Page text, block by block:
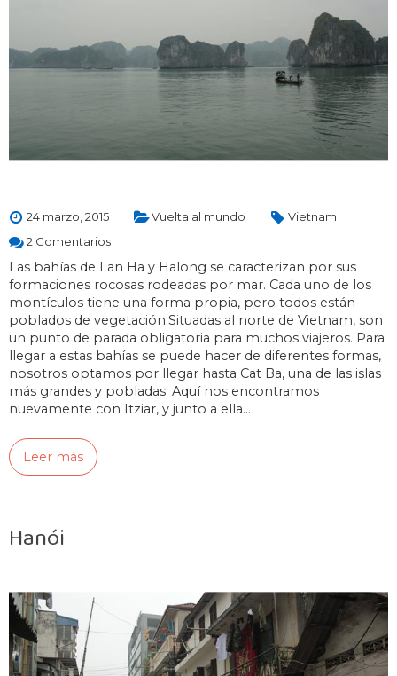
24 marzo, 2015 Vuelta al mundo
Vietnam
2 Comentarios
Las bahías de Lan Ha y Halong se caracterizan por sus
formaciones rocosas rodeadas por mar. Cada uno de los
montículos tiene una forma propia, pero todos están
poblados de vegetación.Situadas al norte de Vietnam, son
un punto de parada obligatoria para muchos viajeros. Para
llegar a estas bahías se puede hacer de diferentes formas,
nosotros optamos por llegar hasta Cat Ba, una de las islas
más grandes y pobladas. Aquí nos encontramos
nuevamente con Itziar, y junto a ella…
Leer más
Hanói